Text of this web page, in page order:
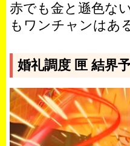
赤でも金と遜色な
もワンチャンはあ
婚礼調度 匣 結界